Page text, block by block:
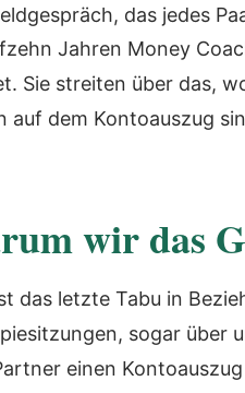
das jedes
Jahren Money
Sie streiten über das,
auf dem Kontoauszug
wir das
das letzte Tabu in
sogar über
einen